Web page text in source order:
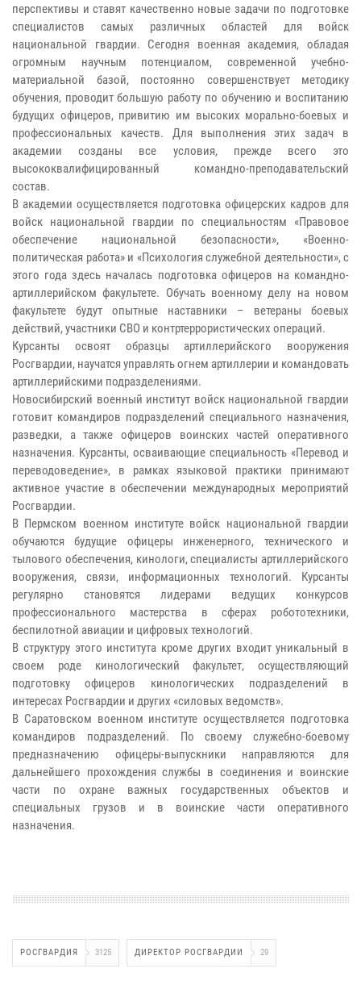
перспективы и ставят качественно новые задачи по подготовке
специалистов самых различных областей для войск
национальной гвардии. Сегодня военная академия, обладая
огромным научным потенциалом, современной учебно-
материальной базой, постоянно совершенствует методику
обучения, проводит большую работу по обучению и воспитанию
будущих офицеров, привитию им высоких морально-боевых и
профессиональных качеств. Для выполнения этих задач в
академии созданы все условия, прежде всего это
высококвалифицированный командно-преподавательский
состав.
В академии осуществляется подготовка офицерских кадров для
войск национальной гвардии по специальностям «Правовое
обеспечение национальной безопасности», «Военно-
политическая работа» и «Психология служебной деятельности», с
этого года здесь началась подготовка офицеров на командно-
артиллерийском факультете. Обучать военному делу на новом
факультете будут опытные наставники – ветераны боевых
действий, участники СВО и контртеррористических операций.
Курсанты освоят образцы артиллерийского вооружения
Росгвардии, научатся управлять огнем артиллерии и командовать
артиллерийскими подразделениями.
Новосибирский военный институт войск национальной гвардии
готовит командиров подразделений специального назначения,
разведки, а также офицеров воинских частей оперативного
назначения. Курсанты, осваивающие специальность «Перевод и
переводоведение», в рамках языковой практики принимают
активное участие в обеспечении международных мероприятий
Росгвардии.
В Пермском военном институте войск национальной гвардии
обучаются будущие офицеры инженерного, технического и
тылового обеспечения, кинологи, специалисты артиллерийского
вооружения, связи, информационных технологий. Курсанты
регулярно становятся лидерами ведущих конкурсов
профессионального мастерства в сферах робототехники,
беспилотной авиации и цифровых технологий.
В структуру этого института кроме других входит уникальный в
своем роде кинологический факультет, осуществляющий
подготовку офицеров кинологических подразделений в
интересах Росгвардии и других «силовых ведомств».
В Саратовском военном институте осуществляется подготовка
командиров подразделений. По своему служебно-боевому
предназначению офицеры-выпускники направляются для
дальнейшего прохождения службы в соединения и воинские
части по охране важных государственных объектов и
специальных грузов и в воинские части оперативного
назначения.
РОСГВАРДИЯ 3125 ДИРЕКТОР РОСГВАРДИИ 29